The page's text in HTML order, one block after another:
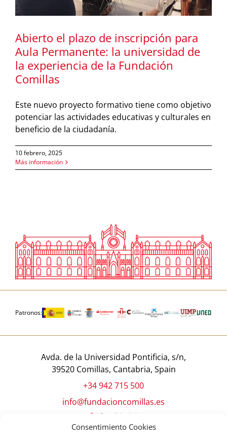
Consentimiento Cookies
Abierto el plazo de inscripción para
Aula Permanente: la universidad de
la experiencia de la Fundación
Comillas
Este nuevo proyecto formativo tiene como objetivo
potenciar las actividades educativas y culturales en
beneficio de la ciudadanía.
10 febrero, 2025
Más información
Patronos:
Avda. de la Universidad Pontificia, s/n,
39520 Comillas, Cantabria, Spain
+34 942 715 500
info@fundacioncomillas.es